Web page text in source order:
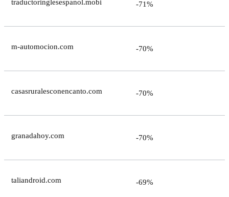
-71%
m-automocion.com -70%
casasruralesconencanto.com -70%
granadahoy.com -70%
taliandroid.com -69%